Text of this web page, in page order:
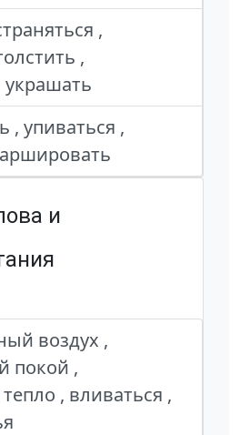
,
,
украшать
, упиваться ,
и
воздух ,
покой ,
, вливаться ,